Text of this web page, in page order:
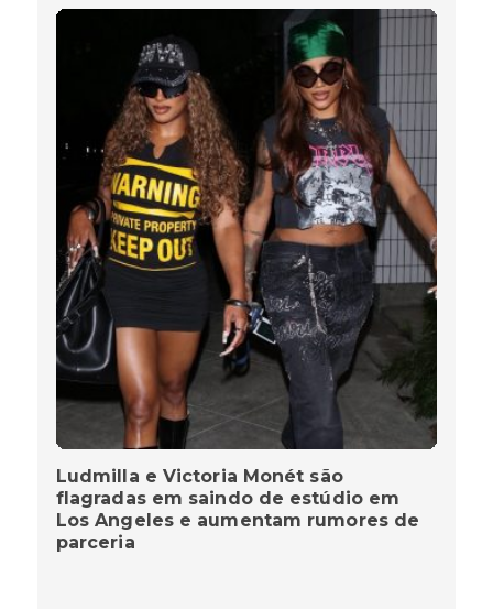
Ludmilla e Victoria Monét são
flagradas em saindo de estúdio em
Los Angeles e aumentam rumores de
parceria